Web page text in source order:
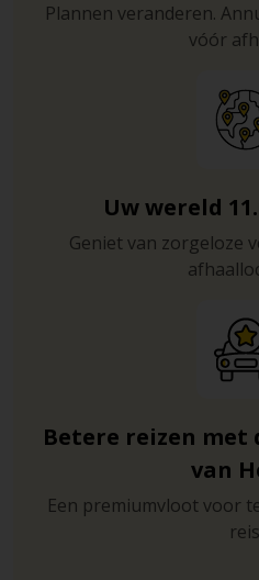
Plannen veranderen.
vóór
Uw wereld
Geniet van zorgeloze
Betere reizen
van
Een premiumvloot voor